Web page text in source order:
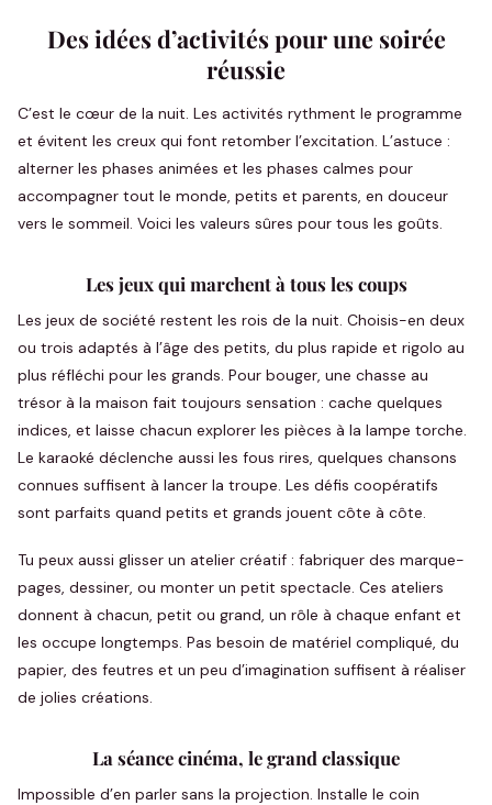
Des idées d’activités pour une soirée
réussie
C’est le cœur de la nuit. Les activités rythment le programme
et évitent les creux qui font retomber l’excitation. L’astuce :
alterner les phases animées et les phases calmes pour
accompagner tout le monde, petits et parents, en douceur
vers le sommeil. Voici les valeurs sûres pour tous les goûts.
Les jeux qui marchent à tous les coups
Les jeux de société restent les rois de la nuit. Choisis-en deux
ou trois adaptés à l’âge des petits, du plus rapide et rigolo au
plus réfléchi pour les grands. Pour bouger, une chasse au
trésor à la maison fait toujours sensation : cache quelques
indices, et laisse chacun explorer les pièces à la lampe torche.
Le karaoké déclenche aussi les fous rires, quelques chansons
connues suffisent à lancer la troupe. Les défis coopératifs
sont parfaits quand petits et grands jouent côte à côte.
Tu peux aussi glisser un atelier créatif : fabriquer des marque-
pages, dessiner, ou monter un petit spectacle. Ces ateliers
donnent à chacun, petit ou grand, un rôle à chaque enfant et
les occupe longtemps. Pas besoin de matériel compliqué, du
papier, des feutres et un peu d’imagination suffisent à réaliser
de jolies créations.
La séance cinéma, le grand classique
Impossible d’en parler sans la projection. Installe le coin